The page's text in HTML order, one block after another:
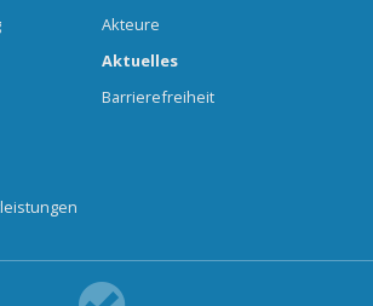
Akteure
Aktuelles
Barrierefreiheit